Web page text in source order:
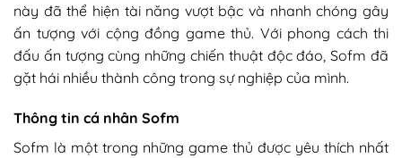
này đã thể hiện tài năng vượt bậc và nhanh chóng gây
ấn tượng với cộng đồng game thủ. Với phong cách thi
đấu ấn tượng cùng những chiến thuật độc đáo, Sofm đã
gặt hái nhiều thành công trong sự nghiệp của mình.
Thông tin cá nhân Sofm
Sofm là một trong những game thủ được yêu thích nhất